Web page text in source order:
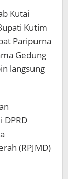
Kutai
Kutim
Paripurna
Gedung
langsung
DPRD
(RPJMD)